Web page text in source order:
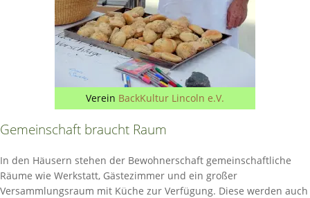
Verein BackKultur Lincoln e.V.
Gemeinschaft braucht Raum
In den Häusern stehen der Bewohnerschaft gemeinschaftliche
Räume wie Werkstatt, Gästezimmer und ein großer
Versammlungsraum mit Küche zur Verfügung. Diese werden auch